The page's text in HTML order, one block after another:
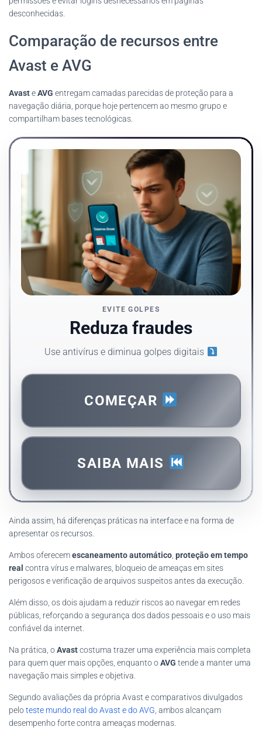
desconhecidas.
Comparação de recursos entre
Avast e AVG
AvasteAVG entregam camadas parecidas de proteção para a
navegação diária, porque hoje pertencem ao mesmo grupo e
compartilham bases tecnológicas.
EVITE GOLPES
Reduza fraudes
Use antivírus e diminua golpes digitais
COMEÇAR
SAIBA MAIS
Ainda assim, há diferenças práticas na interface e na forma de
apresentar os recursos.
Ambos oferecemescaneamento automático, proteção em tempo
real contra vírus e malwares, bloqueio de ameaças em sites
perigosos e verificação de arquivos suspeitos antes da execução.
Além disso, os dois ajudam a reduzir riscos ao navegar em redes
públicas, reforçando a segurança dos dados pessoais e o uso mais
confiável da internet.
Na prática, oAvastcostuma trazer uma experiência mais completa
para quem quer mais opções, enquanto oAVG tende a manter uma
navegação mais simples e objetiva.
Segundo avaliações da própria Avast e comparativos divulgados
peloteste mundo real do Avast e do AVG, ambos alcançam
desempenho forte contra ameaças modernas.